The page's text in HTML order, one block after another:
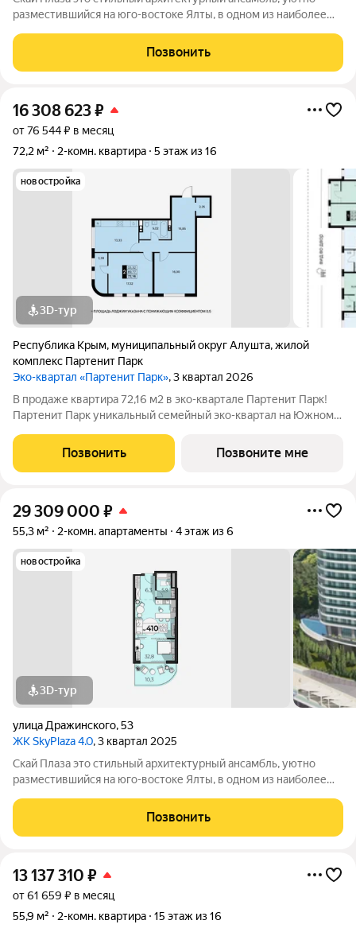
разместившийся на юго-востоке Ялты, в одном из наиболее
ниже первого комплекса, еще ближе к морю, неподалеку от
Массандровского парка и
Позвонить
16 308 623₽
от 76 544 ₽ в месяц
72,2 м²
2-комн. квартира 5 этаж из 16
новостройка
3D-тур
Республика Крым, муниципальный округ Алушта,жилой
комплекс Партенит Парк
Эко-квартал «Партенит Парк», 3 квартал 2026
В продаже квартира 72,16 м2 в эко-квартале Партенит Парк!
Партенит Парк уникальный семейный эко-квартал на Южном
- Дома расположены в окружении гор, лесов и виноградников.
- Кристально чистый
Позвонить Позвоните мне
29 309 000 ₽
55,3 м² 2-комн. апартаменты 4 этаж из 6
новостройка
3D-тур
улица Дражинского,53
ЖК SkyPlaza 4.0, 3 квартал 2025
Скай Плаза это стильный архитектурный ансамбль, уютно
разместившийся на юго-востоке Ялты, в одном из наиболее
ниже первого комплекса, еще ближе к морю, неподалеку от
Массандровского парка и
Позвонить
13 137 310 ₽
от 61 659 ₽ в месяц
55,9 м²
2-комн. квартира 15 этаж из 16